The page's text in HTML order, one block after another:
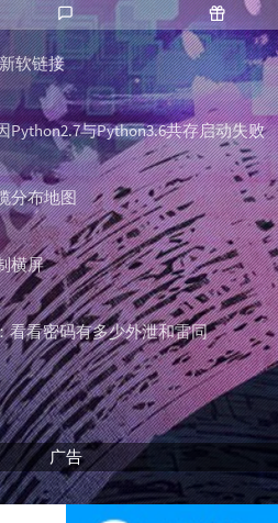
L
a
t
e
s
t
c
o
m
m
e
n
t
s
R
a
n
d
o
m
a
r
t
i
c
l
e
s
软链接
Python2.7与Python3.6共存启动失败
分布地图
横屏
看看密码有多少外泄和雷同
广告